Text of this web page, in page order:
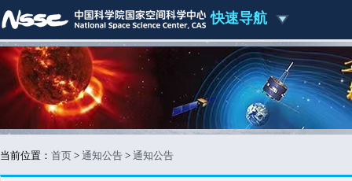
快速导航
当前位置： 首页 > 通知公告 > 通知公告